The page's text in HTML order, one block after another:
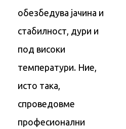
обезбедува јачина и
стабилност, дури и
под високи
температури. Ние,
исто така,
спроведовме
професионални